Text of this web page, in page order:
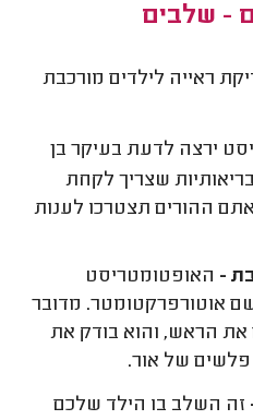
- שלבים
ראייה לילדים מורכבת
ירצה לדעת בעיקר בן
שצריך לקחת
ההורים תצטרכו לענות
- האופטומטריסט
אוטורפרקטומטר. מדובר
את הראש, והוא בודק את
של אור.
זה השלב בו הילד שלכם